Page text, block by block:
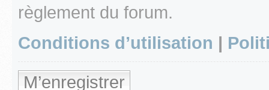
règlement du forum.
Conditions d’utilisation |
M’enregistrer